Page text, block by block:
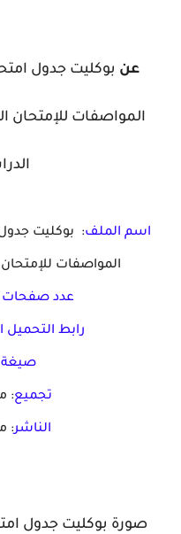
عن بوكليت جدول
اسم الملف: بوكليت جدول
المواصفات للإمتحان
عدد صفحات
رابط التحميل
صيغة
تجميع:
الناشر:
صورة بوكليت جدول